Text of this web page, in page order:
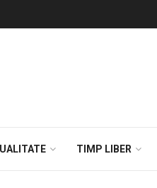
TIMP LIBER